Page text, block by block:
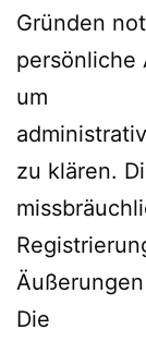
Gründen
persönliche
um
zu klären.
Die